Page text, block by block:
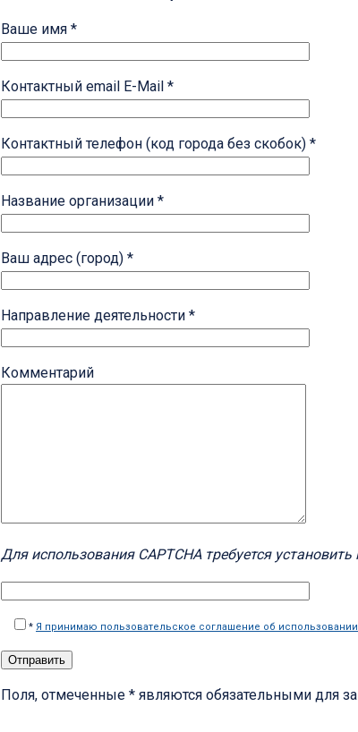
Ваше имя *
Контактный email E-Mail *
Контактный телефон (код города без скобок) *
Название организации *
Ваш адрес (город) *
Направление деятельности *
Комментарий
Для использования CAPTCHA требуется установить
* Я принимаю пользовательское соглашение об
Поля, отмеченные * являются обязательными для